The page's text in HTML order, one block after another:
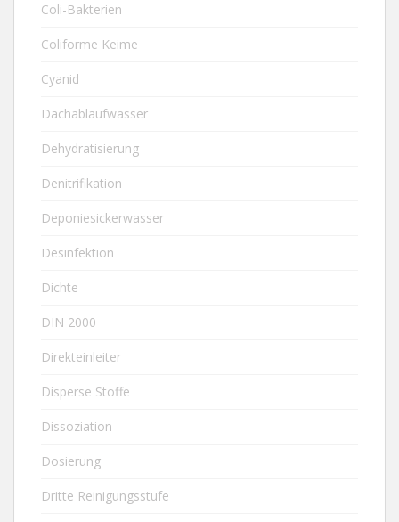
Coli-Bakterien
Coliforme Keime
Cyanid
Dachablaufwasser
Dehydratisierung
Denitrifikation
Deponiesickerwasser
Desinfektion
Dichte
DIN 2000
Direkteinleiter
Disperse Stoffe
Dissoziation
Dosierung
Dritte Reinigungsstufe